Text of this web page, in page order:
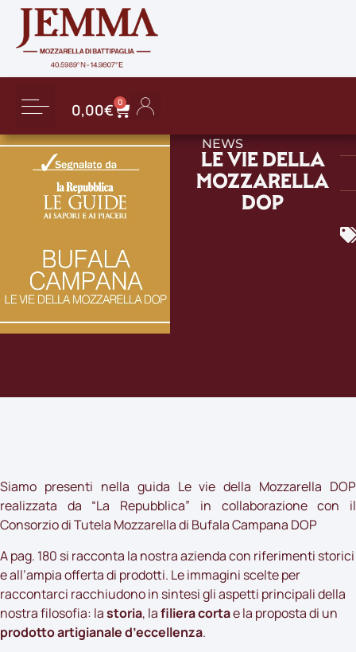
0,00€ 0
NEWS
LE VIE DELLA
MOZZARELLA
DOP
Siamo presenti nella guida Le vie della Mozzarella DOP
realizzata da “La Repubblica” in collaborazione con il
Consorzio di Tutela Mozzarella di Bufala Campana DOP
A pag. 180 si racconta la nostra azienda con riferimenti storici
e all’ampia offerta di prodotti. Le immagini scelte per
raccontarci racchiudono in sintesi gli aspetti principali della
nostra filosofia: lastoria, lafiliera cortae la proposta di un
prodotto artigianale d’eccellenza.